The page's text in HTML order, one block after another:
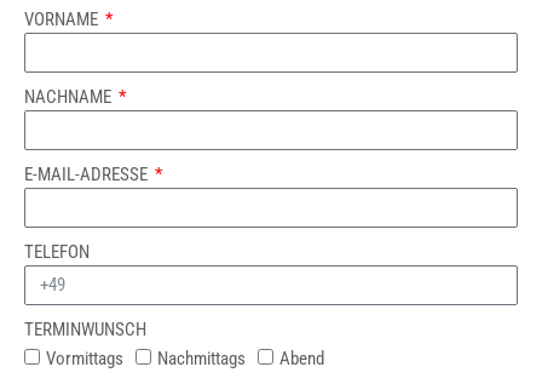
VORNAME
NACHNAME
E-MAIL-ADRESSE
TELEFON
TERMINWUNSCH
Vormittags
Nachmittags
Abend